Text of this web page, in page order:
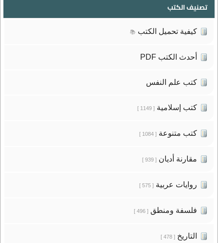
تصنيف الكتب
كيفية تحميل الكتب 📚
أحدث الكتب PDF
كتب علم النفس
كتب إسلامية[ 1149 ]
كتب متنوعة[ 1084 ]
مقارنة أديان[ 939 ]
روايات عربية[ 575 ]
فلسفة ومنطق[ 496 ]
التاريخ[ 478 ]